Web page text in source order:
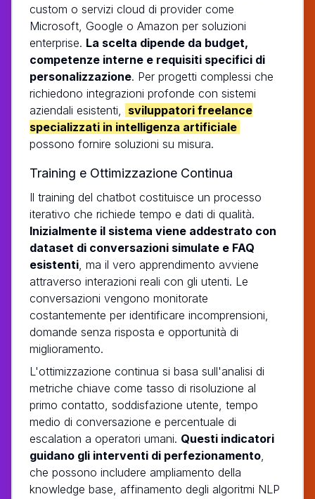
custom o servizi cloud di provider come
Microsoft, Google o Amazon per soluzioni
enterprise. La scelta dipende da budget,
competenze interne e requisiti specifici di
personalizzazione. Per progetti complessi che
richiedono integrazioni profonde con sistemi
aziendali esistenti,
sviluppatori freelance
specializzati in intelligenza artificiale
possono fornire soluzioni su misura.
Training e Ottimizzazione Continua
Il training del chatbot costituisce un processo
iterativo che richiede tempo e dati di qualità.
Inizialmente il sistema viene addestrato con
dataset di conversazioni simulate e FAQ
esistenti , ma il vero apprendimento avviene
attraverso interazioni reali con gli utenti. Le
conversazioni vengono monitorate
costantemente per identificare incomprensioni,
domande senza risposta e opportunità di
miglioramento.
L'ottimizzazione continua si basa sull'analisi di
metriche chiave come tasso di risoluzione al
primo contatto, soddisfazione utente, tempo
medio di conversazione e percentuale di
escalation a operatori umani. Questi indicatori
guidano gli interventi di perfezionamento
che possono includere ampliamento della
knowledge base, affinamento degli algoritmi NLP